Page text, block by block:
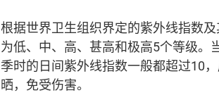
根据世界卫生组织界定的紫外线指数
为低、中、高、甚高和极高5个等级。
季时的日间紫外线指数一般都超过10
晒，免受伤害。